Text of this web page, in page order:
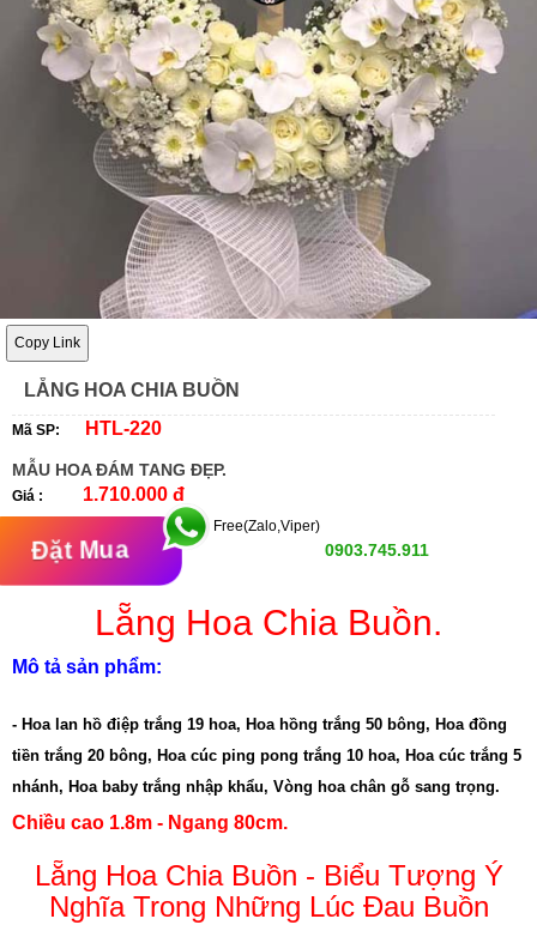
Copy Link
LẴNG HOA CHIA BUỒN
Mã SP: HTL-220
MẪU HOA ĐÁM TANG ĐẸP.
Giá : 1.710.000 đ
Đặt Mua
Free(Zalo,Viper)
0903.745.911
Lẵng Hoa Chia Buồn.
Mô tả sản phẩm:
- Hoa lan hồ điệp trắng 19 hoa, Hoa hồng trắng 50 bông, Hoa đồng
tiền trắng 20 bông, Hoa cúc ping pong trắng 10 hoa, Hoa cúc trắng 5
nhánh, Hoa baby trắng nhập khẩu, Vòng hoa chân gỗ sang trọng.
Chiều cao 1.8m - Ngang 80cm.
Lẵng Hoa Chia Buồn - Biểu Tượng Ý
Nghĩa Trong Những Lúc Đau Buồn